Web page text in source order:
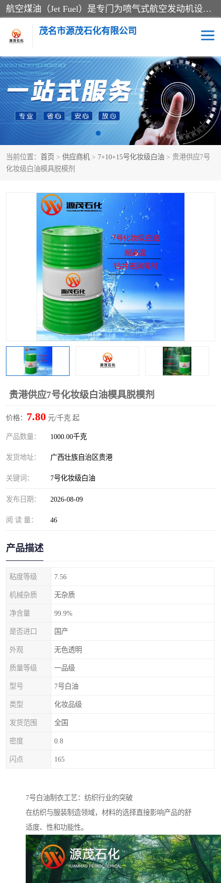
航空煤油（Jet Fuel）是专门为喷气式航空发动机设计的高纯度燃料，主要分为Jet A、Jet A-1和Jet B等类型。其特点是闪点高、低温流动性好，并添加了抗静电剂和抗氧化剂以确保飞行安全。航空煤油需
茂名市源茂石化有限公司
当前位置： 首页 > 供应商机 > 7+10+15号化妆级白油 > 贵港供应7号
化妆级白油模具脱模剂
贵港供应7号化妆级白油模具脱模剂
价格： 7.80 元/千克 起
产品数量： 1000.00千克
发货地址： 广西壮族自治区贵港
关键词： 7号化妆级白油
发布日期： 2026-08-09
阅 读 量： 46
产品描述
粘度等级 7.56
机械杂质 无杂质
净含量 99.9%
是否进口 国产
外观 无色透明
质量等级 一品级
型号 7号白油
类型 化妆品级
发货范围 全国
密度 0.8
闪点 165
7号白油制衣工艺：纺织行业的突破
在纺织与服装制造领域，材料的选择直接影响产品的舒
适度、性和功能性。
RP3航空煤油 D20+D30溶剂油
D40+D60溶剂油 D80+D100溶剂油
6号+120号溶剂油 260号溶剂油
异构烷烃 天然乳胶
26+32号化妆级白油 46+68号化妆级白油
2731溶剂油